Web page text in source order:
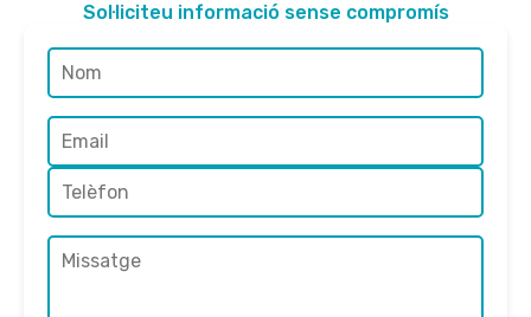
Sol·liciteu informació sense compromís